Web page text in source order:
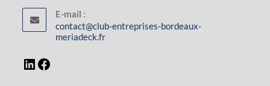
E-mail :
contact@club-entreprises-bordeaux-
meriadeck.fr